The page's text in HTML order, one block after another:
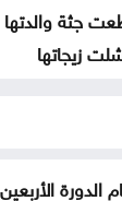
جثة والدتها
زيجاتها